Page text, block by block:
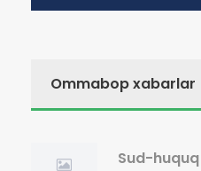
Ommabop xabarlar
Sud-